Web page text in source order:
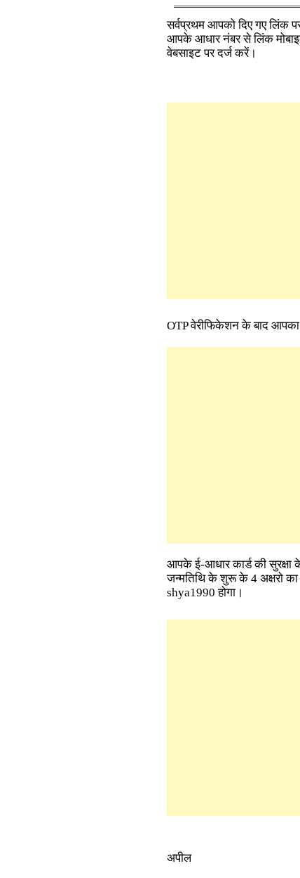
सर्वप्रथम आपको दिए गए लिंक
आपके आधार नंबर से लिंक
वेबसाइट पर दर्ज करें।
OTP वेरीफिकेशन के बाद आपका
आपके ई-आधार कार्ड की
जन्मतिथि के शुरू के 4 अक्षरो का
shya1990 होगा।
अपील